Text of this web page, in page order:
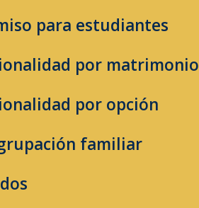
para estudiantes
por matrimonio
por opción
familiar